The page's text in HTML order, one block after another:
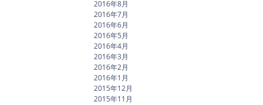
2016年8月
2016年7月
2016年6月
2016年5月
2016年4月
2016年3月
2016年2月
2016年1月
2015年12月
2015年11月